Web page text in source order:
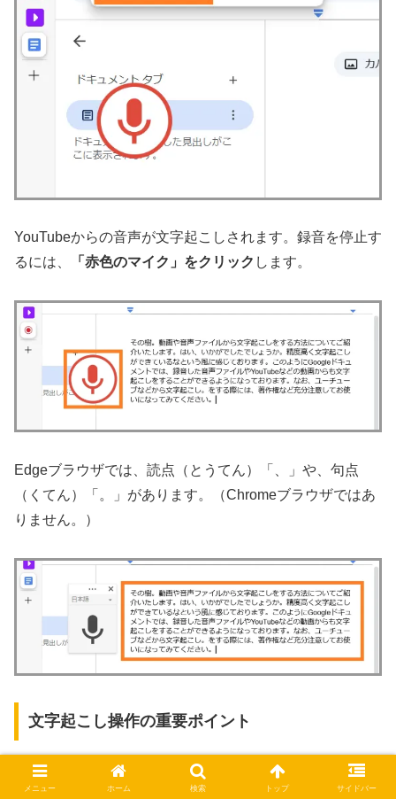
YouTubeからの音声が文字起こしされます。録音を停止す
るには、
「赤色のマイク」をクリック します。
Edgeブラウザでは、読点（とうてん）「、」や、句点
（くてん）「。」があります。（Chromeブラウザではあ
りません。）
文字起こし操作の重要ポイント
音声を再生してからマイクをクリックします。
メニュー ホーム 検索 トップ サイドバー